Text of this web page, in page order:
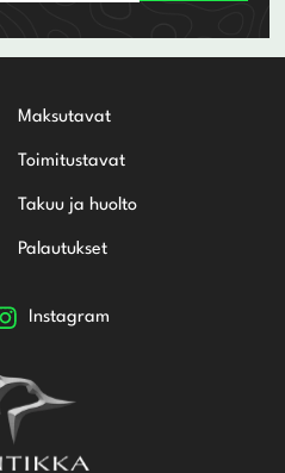
Maksutavat
Toimitustavat
Takuu ja huolto
Palautukset
Instagram